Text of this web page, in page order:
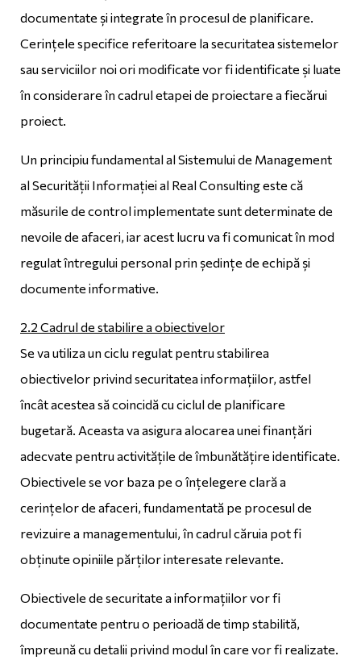
documentate și integrate în procesul de planificare.
Cerințele specifice referitoare la securitatea sistemelor
sau serviciilor noi ori modificate vor fi identificate și luate
în considerare în cadrul etapei de proiectare a fiecărui
proiect.
Un principiu fundamental al Sistemului de Management
al Securității Informației al Real Consulting este că
măsurile de control implementate sunt determinate de
nevoile de afaceri, iar acest lucru va fi comunicat în mod
regulat întregului personal prin ședințe de echipă și
documente informative.
2.2 Cadrul de stabilire a obiectivelor
Se va utiliza un ciclu regulat pentru stabilirea
obiectivelor privind securitatea informațiilor, astfel
încât acestea să coincidă cu ciclul de planificare
bugetară. Aceasta va asigura alocarea unei finanțări
adecvate pentru activitățile de îmbunătățire identificate.
Obiectivele se vor baza pe o înțelegere clară a
cerințelor de afaceri, fundamentată pe procesul de
revizuire a managementului, în cadrul căruia pot fi
obținute opiniile părților interesate relevante.
Obiectivele de securitate a informațiilor vor fi
documentate pentru o perioadă de timp stabilită,
împreună cu detalii privind modul în care vor fi realizate.